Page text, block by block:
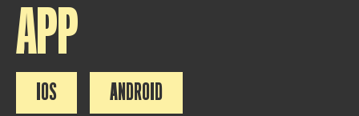
APP
IOS ANDROID